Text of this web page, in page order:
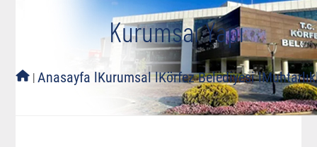
Kurumsal Yapı
lAnasayfa lKurumsal lKörfez Belediyesi l